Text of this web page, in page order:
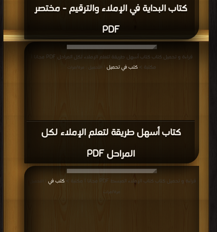
كتاب البداية في الإملاء والترقيم - مختصر
PDF
كتاب أسهل طريقة لتعلم الإملاء لكل
المراحل PDF
قراءة و تحميل كتاب كتاب أسهل طريقة لتعلم الإملاء لكل المراحل PDF مجانا |
مكتبة > كتب في تحميل | التحميل : مرة/مرات
قراءة و تحميل كتاب كتاب الإملاء المبسط PDF مجانا | مكتبة > كتب في
| التحميل :
مرة/مرات